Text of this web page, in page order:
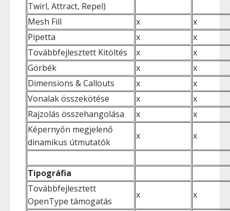
Twirl, Attract, Repel)
Mesh Fill x
x
Pipetta
x
x
Továbbfejlesztett Kitöltés
x
x
Görbék
x
x
Dimensions & Callouts
x
x
Vonalak összekötése
x
x
Rajzolás összehangolása
x
x
Képernyőn megjelenő
dinamikus útmutatók
x x
Tipográfia
Továbbfejlesztett
OpenType támogatás
x
x